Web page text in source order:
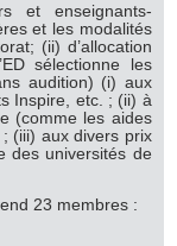
et enseignants-
et les modalités
(ii) d’allocation
sélectionne les
audition) (i) aux
Inspire, etc. ; (ii) à
(comme les aides
(iii) aux divers prix
des universités de
23 membres :